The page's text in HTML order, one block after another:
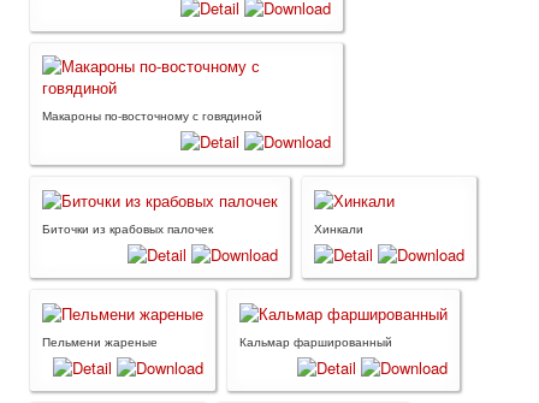
Макароны по-восточному с говядиной
Биточки из крабовых палочек Хинкали
Пельмени жареные Кальмар фаршированный